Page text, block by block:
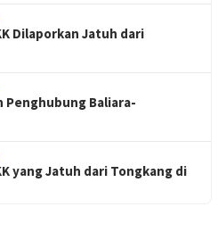
Dilaporkan Jatuh dari
Penghubung Baliara-
yang Jatuh dari Tongkang di